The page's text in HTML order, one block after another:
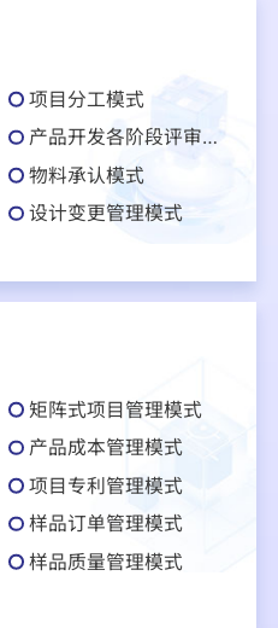
项目分工模式
产品开发各阶段评审标准化
物料承认模式
设计变更管理模式
矩阵式项目管理模式
产品成本管理模式
项目专利管理模式
样品订单管理模式
样品质量管理模式